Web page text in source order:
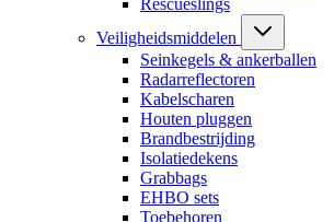
Rescueslings
Veiligheidsmiddelen
Seinkegels & ankerballen
Radarreflectoren
Kabelscharen
Houten pluggen
Brandbestrijding
Isolatiedekens
Grabbags
EHBO sets
Toebehoren